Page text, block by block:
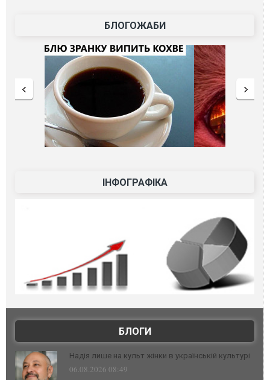
БЛОГОЖАБИ
ІНФОГРАФІКА
БЛОГИ
Надія лише на культ жінки в українській культурі
06.08.2026 08:49